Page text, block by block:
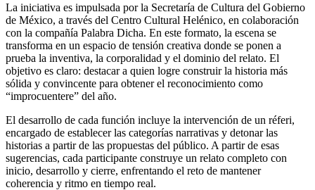
La iniciativa es impulsada por la Secretaría de Cultura del Gobierno
de México, a través del Centro Cultural Helénico, en colaboración
con la compañía Palabra Dicha. En este formato, la escena se
transforma en un espacio de tensión creativa donde se ponen a
prueba la inventiva, la corporalidad y el dominio del relato. El
objetivo es claro: destacar a quien logre construir la historia más
sólida y convincente para obtener el reconocimiento como
“improcuentere” del año.
El desarrollo de cada función incluye la intervención de un réferi,
encargado de establecer las categorías narrativas y detonar las
historias a partir de las propuestas del público. A partir de esas
sugerencias, cada participante construye un relato completo con
inicio, desarrollo y cierre, enfrentando el reto de mantener
coherencia y ritmo en tiempo real.